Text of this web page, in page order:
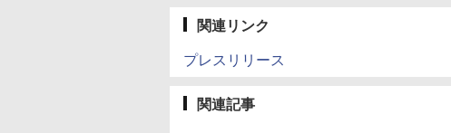
関連リンク
プレスリリース
関連記事